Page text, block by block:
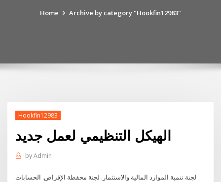
Home Archive by category "Hookfin12983"
Hookfin12983
الهيكل التنظيمي لعمل جديد
byAdmin
لجنة تنمية الموارد المالية والاستثمار. لجنة محفظة الإقراض. الحسابات